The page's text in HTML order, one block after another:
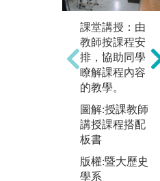
課堂講授：由
教師按課程安
排，協助同學
瞭解課程內容
的教學。
圖解:授課教師
講授課程搭配
板書
版權:暨大歷史
學系